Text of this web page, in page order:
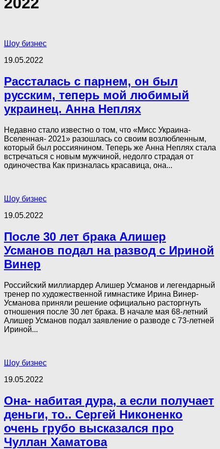
Шоу бизнес
19.05.2022
Рассталась с парнем, он был
русским, теперь мой любимый
украинец. Анна Неплях
Недавно стало известно о том, что «Мисс Украина-
Вселенная- 2021» разошлась со своим возлюбленным,
который был россиянином. Теперь же Анна Неплях стала
встречаться с новым мужчиной, недолго страдая от
одиночества Как призналась красавица, она...
Шоу бизнес
19.05.2022
После 30 лет брака Алишер
Усманов подал на развод с Ириной
Винер
Российский миллиардер Алишер Усманов и легендарный
тренер по художественной гимнастике Ирина Винер-
Усманова приняли решение официально расторгнуть
отношения после 30 лет брака. В начале мая 68-летний
Алишер Усманов подал заявление о разводе с 73-летней
Ириной...
Шоу бизнес
19.05.2022
Она- набитая дура, а если получает
деньги, то.. Сергей Никоненко
очень грубо высказался про
Чуллан Хаматова